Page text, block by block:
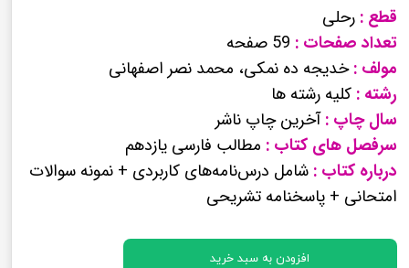
قطع : رحلی
تعداد صفحات : 59 صفحه
مولف :خدیجه ده نمکی، محمد نصر اصفهانی
رشته : کلیه رشته ها
سال چاپ :آخرین چاپ ناشر
سرفصل های کتاب : مطالب فارسی یازدهم
درباره کتاب : شامل درس‌نامه‌‌های کاربردی + نمونه سوالات
امتحانی + پاسخنامه تشریحی
افزودن به سبد خرید